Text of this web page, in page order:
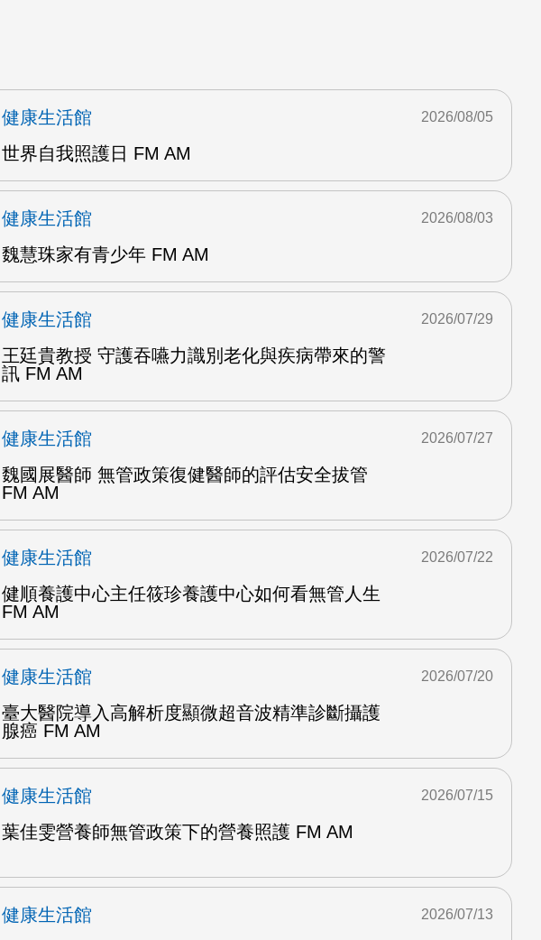
健康生活館
世界自我照護日 FM AM
2026/08/05
健康生活館
魏慧珠家有青少年 FM AM
2026/08/03
健康生活館
王廷貴教授 守護吞嚥力識別老化與疾病帶來的警
訊 FM AM
2026/07/29
健康生活館
魏國展醫師 無管政策復健醫師的評估安全拔管
FM AM
2026/07/27
健康生活館
健順養護中心主任筱珍養護中心如何看無管人生
FM AM
2026/07/22
健康生活館
臺大醫院導入高解析度顯微超音波精準診斷攝護
腺癌 FM AM
2026/07/20
健康生活館
葉佳雯營養師無管政策下的營養照護 FM AM
2026/07/15
健康生活館
2026/07/13